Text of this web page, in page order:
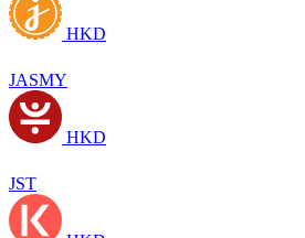
HKD
JASMY
HKD
JST